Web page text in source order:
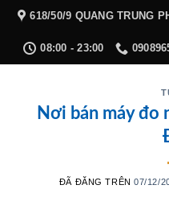
618/50/9 QUANG TRUNG
08:00 - 23:00
Nơi bán máy đo
ĐÃ ĐĂNG TRÊN07/12/